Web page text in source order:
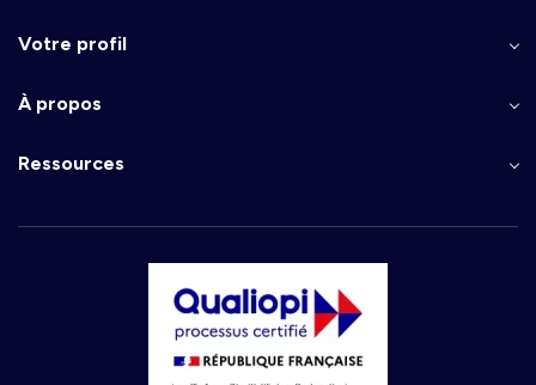
Votre profil
À propos
Ressources